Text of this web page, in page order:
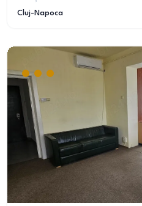
Cluj-Napoca